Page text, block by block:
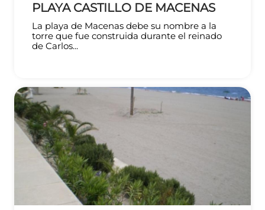
PLAYA CASTILLO DE MACENAS
La playa de Macenas debe su nombre a la
torre que fue construida durante el reinado
de Carlos...